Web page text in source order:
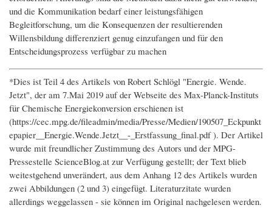
und die Kommunikation bedarf einer leistungsfähigen
Begleitforschung, um die Konsequenzen der resultierenden
Willensbildung differenziert genug einzufangen und für den
Entscheidungsprozess verfügbar zu machen
*Dies ist Teil 4 des Artikels von Robert Schlögl "Energie. Wende.
Jetzt", der am 7.Mai 2019 auf der Webseite des Max-Planck-Instituts
für Chemische Energiekonversion erschienen ist
(https://cec.mpg.de/fileadmin/media/Presse/Medien/190507_Eckpunkt
epapier__Energie.Wende.Jetzt__-_Erstfassung_final.pdf ). Der Artikel
wurde mit freundlicher Zustimmung des Autors und der MPG-
Pressestelle ScienceBlog.at zur Verfügung gestellt; der Text blieb
weitestgehend unverändert, aus dem Anhang 12 des Artikels wurden
zwei Abbildungen (2 und 3) eingefügt. Literaturzitate wurden
allerdings weggelassen - sie können im Original nachgelesen werden.